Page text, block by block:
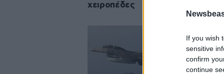
If you wish
sensitive
confirm
continue
χειροπέδες